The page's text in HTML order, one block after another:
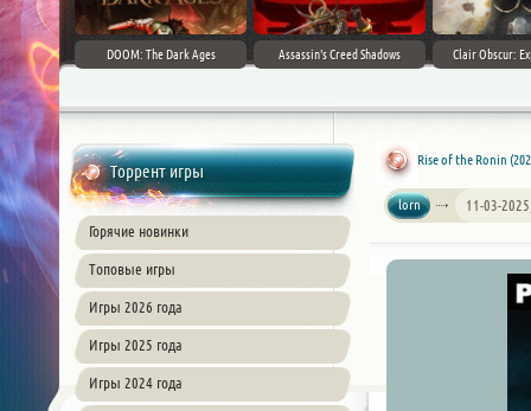
DOOM: The Dark Ages Assassin's Creed Shadows Clair Obscur:
Торрент игры
Горячие новинки
Топовые игры
Игры 2026 года
Игры 2025 года
Игры 2024 года
Rise of the Ronin
lorn 11-03-